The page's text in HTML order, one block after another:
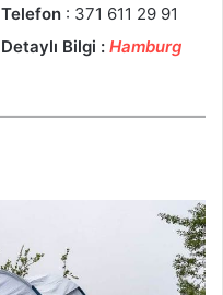
Telefon : 371 611 29 91
Detaylı Bilgi : Hamburg